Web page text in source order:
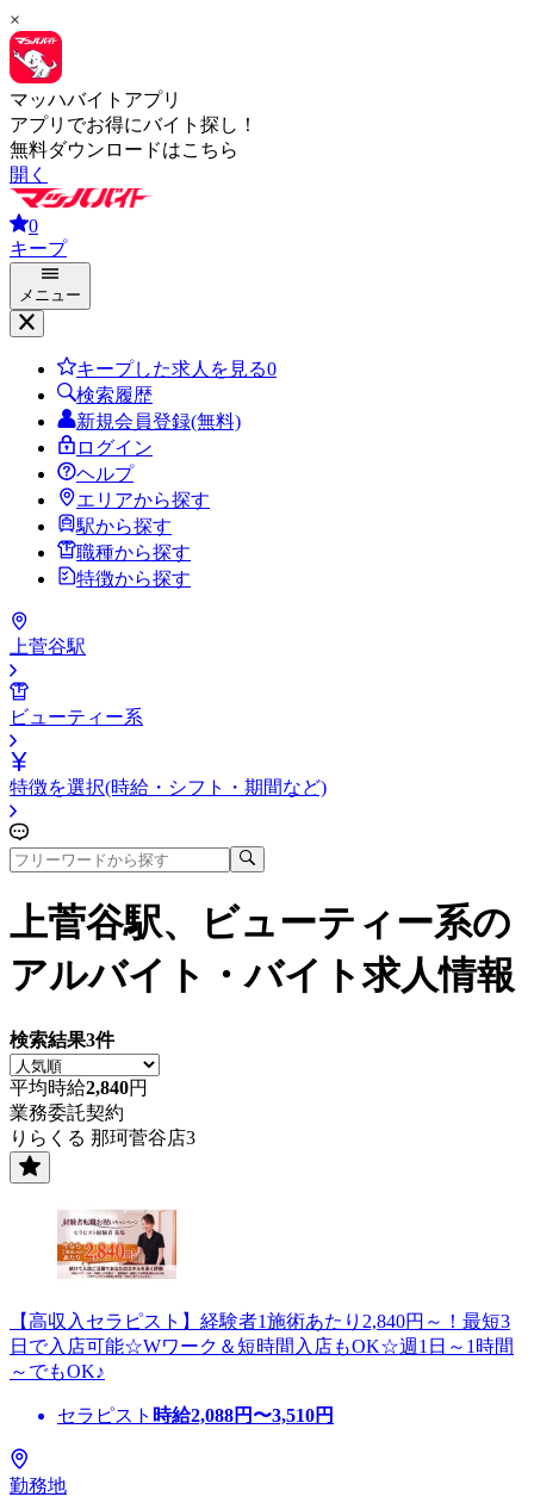
×
マッハバイトアプリ
アプリでお得にバイト探し！
無料ダウンロードはこちら
開く
0
キープ
メニュー
キープした求人を見る0
検索履歴
新規会員登録(無料)
ログイン
ヘルプ
エリアから探す
駅から探す
職種から探す
特徴から探す
上菅谷駅
ビューティー系
特徴を選択(時給・シフト・期間など)
上菅谷駅、ビューティー系の
アルバイト・バイト求人情報
検索結果3件
平均時給2,840円
業務委託契約
りらくる 那珂菅谷店3
【高収入セラピスト】経験者1施術あたり2,840円～！最短3
日で入店可能☆Wワーク＆短時間入店もOK☆週1日～1時間
～でもOK♪
セラピスト 時給2,088円〜3,510円
勤務地